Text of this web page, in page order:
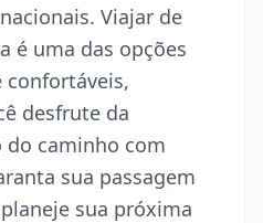
Viajar de
é uma das opções
confortáveis,
desfrute da
do caminho com
sua passagem
sua próxima